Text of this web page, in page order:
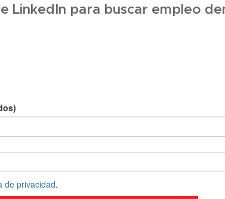
LinkedIn para buscar empleo